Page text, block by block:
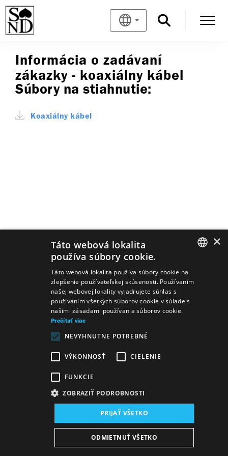
Informácia o zadávaní
zákazky - koaxiálny kábel
Súbory na stiahnutie:
Koaxiálny kábel
Mapa stránok VOP
Vyhlásenie o prístupnosti
Osobné údaje Wezeo
×
Táto webová lokalita
používa súbory cookie.
Táto webová lokalita používa súbory cookie na
zlepšenie používateľskej skúsenosti. Používaním
našej webovej lokality vyjadrujete súhlas s
používaním všetkých súborov cookie v súlade s
našimi zásadami používania súborov cookie.
Prečítať viac
NEVYHNUTNE POTREBNÉ
VÝKONNOSŤ CIELENIE
FUNKCIE
ZOBRAZIŤ PODROBNOSTI
PRIJAŤ VŠETKO
ODMIETNUŤ VŠETKO